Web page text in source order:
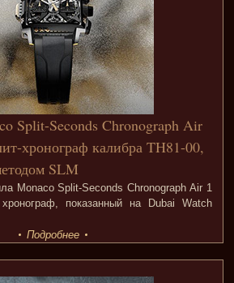
Split-Seconds Chronograph Air
хронограф калибра TH81-00,
SLM
Monaco Split-Seconds Chronograph Air 1
показанный на Dubai Watch
Подробнее